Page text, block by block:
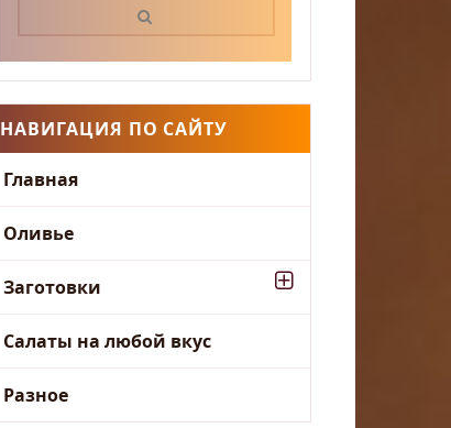
НАВИГАЦИЯ ПО САЙТУ
Главная
Оливье
Заготовки
Салаты на любой вкус
Разное